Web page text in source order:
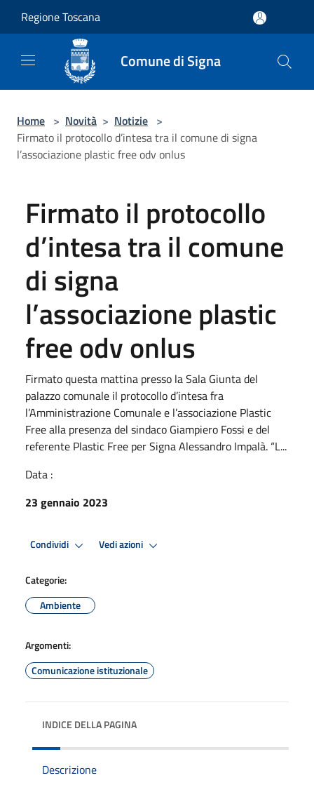
Regione Toscana
Comune di Signa
Home > Novità > Notizie >
Firmato il protocollo d’intesa tra il comune di signa
l’associazione plastic free odv onlus
Firmato il protocollo
d’intesa tra il comune
di signa
l’associazione plastic
free odv onlus
Firmato questa mattina presso la Sala Giunta del
palazzo comunale il protocollo d’intesa fra
l’Amministrazione Comunale e l’associazione Plastic
Free alla presenza del sindaco Giampiero Fossi e del
referente Plastic Free per Signa Alessandro Impalà. “L...
Data :
23 gennaio 2023
Condividi Vedi azioni
Categorie:
Ambiente
Argomenti:
Comunicazione istituzionale
INDICE DELLA PAGINA
Descrizione